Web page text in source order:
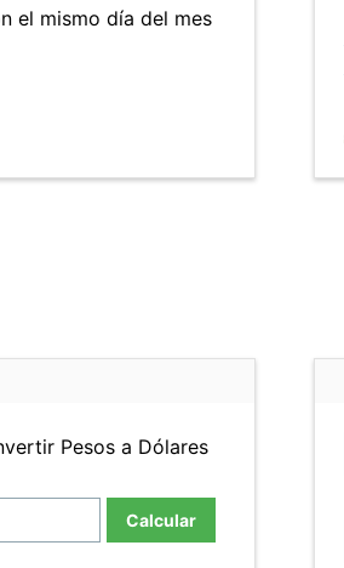
el mismo día del mes
Pesos a Dólares
Calcular